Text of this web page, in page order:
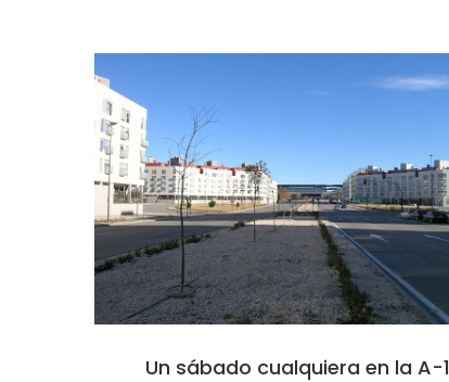
Un sábado cualquiera en la A-1